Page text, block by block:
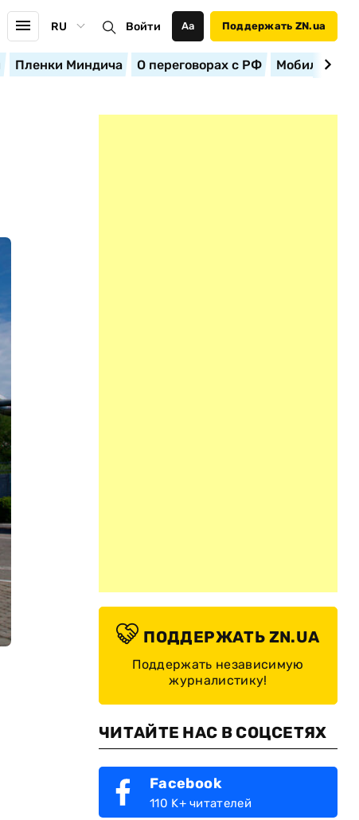
RU Войти Аа Поддержать ZN.ua
Пленки Миндича О переговорах с РФ
ПОДДЕРЖАТЬ ZN.UA
Поддержать независимую
журналистику!
ЧИТАЙТЕ НАС В СОЦСЕТЯХ
Facebook
110 K+ читателей